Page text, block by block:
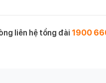
liên hệ tổng đài 1900